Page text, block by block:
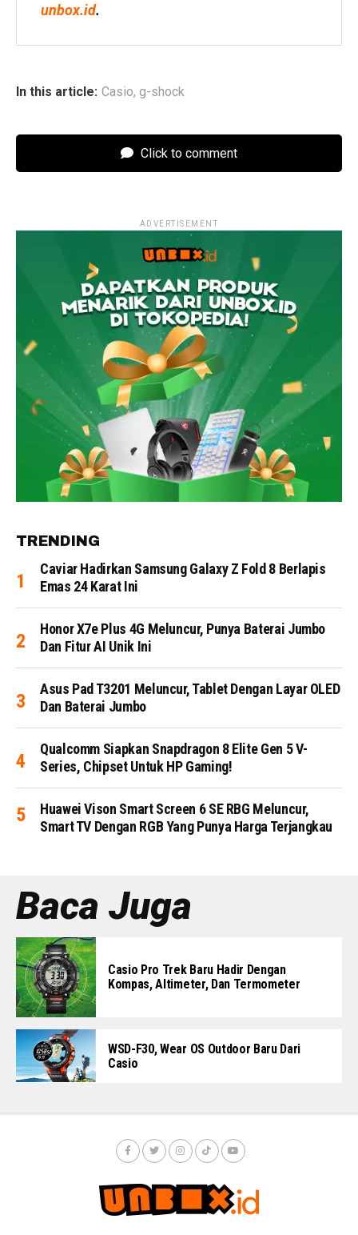
unbox.id.
In this article: Casio, g-shock
Click to comment
ADVERTISEMENT
TRENDING
Caviar Hadirkan Samsung Galaxy Z Fold 8 Berlapis
Emas 24 Karat Ini
Honor X7e Plus 4G Meluncur, Punya Baterai Jumbo
Dan Fitur AI Unik Ini
Asus Pad T3201 Meluncur, Tablet Dengan Layar OLED
Dan Baterai Jumbo
Qualcomm Siapkan Snapdragon 8 Elite Gen 5 V-
Series, Chipset Untuk HP Gaming!
Huawei Vison Smart Screen 6 SE RBG Meluncur,
Smart TV Dengan RGB Yang Punya Harga Terjangkau
Baca Juga
Casio Pro Trek Baru Hadir Dengan
Kompas, Altimeter, Dan Termometer
WSD-F30, Wear OS Outdoor Baru Dari
Casio